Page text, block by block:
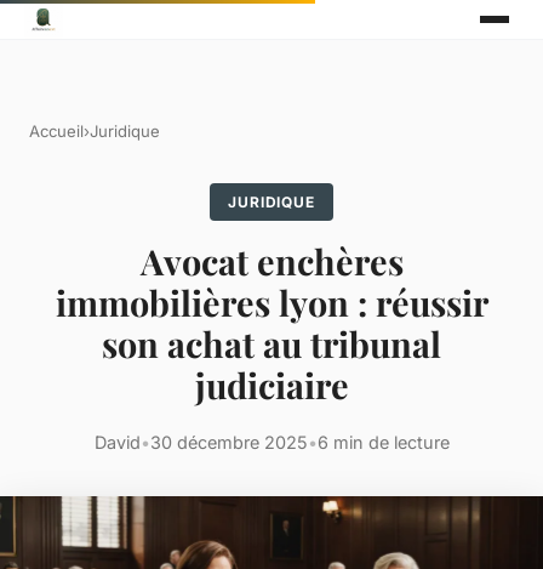
Accueil›Juridique
JURIDIQUE
Avocat enchères
immobilières lyon : réussir
son achat au tribunal
judiciaire
David•30 décembre 2025•6 min de lecture